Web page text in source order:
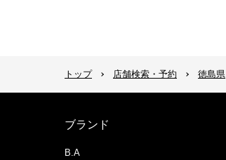
トップ 店舗検索・予約 徳島県
ブランド
B.A